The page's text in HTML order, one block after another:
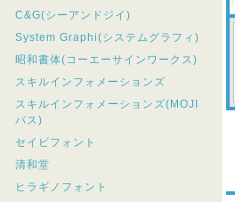
C&G(シーアンドジイ)
System Graphi(システムグラフィ)
昭和書体(コーエーサインワークス)
スキルインフォメーションズ
スキルインフォメーションズ(MOJI
パス)
セイビフォント
清和堂
ヒラギノフォント